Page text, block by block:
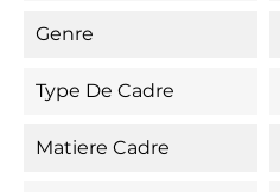
Genre
Type De Cadre
Matiere Cadre